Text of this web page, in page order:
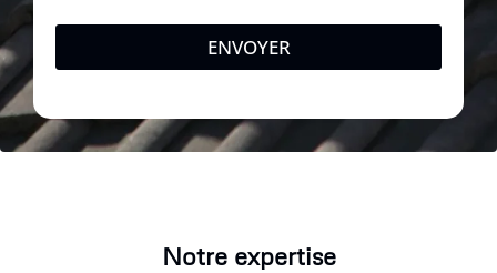
ENVOYER
Notre expertise